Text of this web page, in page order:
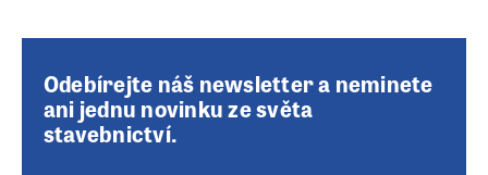
Odebírejte náš newsletter a neminete
ani jednu novinku ze světa
stavebnictví.